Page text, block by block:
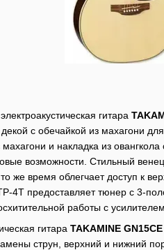
гитара
с обечайкой из махагони
и накладка из
возможности. Стильный
то же время облегчает доступ к
4T предоставляет тюнер с 3-
работы с
гитара TAKAMINE
струн, верхний и нижний